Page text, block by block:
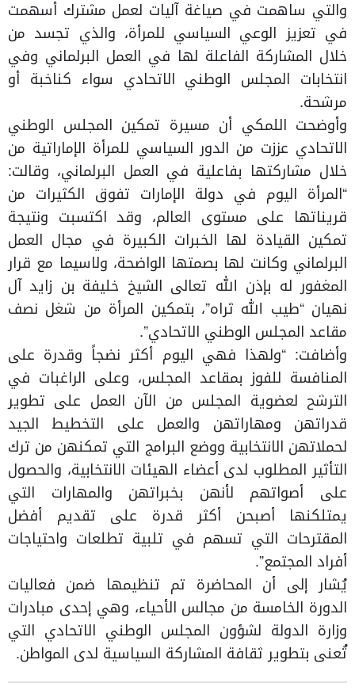
والتي ساهمت في صياغة آليات لعمل مشترك أسهمت
في تعزيز الوعي السياسي للمرأة، والذي تجسد من
خلال المشاركة الفاعلة لها في العمل البرلماني وفي
انتخابات المجلس الوطني الاتحادي سواء كناخبة أو
مرشحة.
وأوضحت اللمكي أن مسيرة تمكين المجلس الوطني
الاتحادي عززت من الدور السياسي للمرأة الإماراتية من
خلال مشاركتها بفاعلية في العمل البرلماني، وقالت:
“المرأة اليوم في دولة الإمارات تفوق الكثيرات من
قريناتها على مستوى العالم، وقد اكتسبت ونتيجة
تمكين القيادة لها الخبرات الكبيرة في مجال العمل
البرلماني وكانت لها بصمتها الواضحة، ولاسيما مع قرار
المغفور له بإذن الله تعالى الشيخ خليفة بن زايد آل
نهيان “طيب الله ثراه”، بتمكين المرأة من شغل نصف
مقاعد المجلس الوطني الاتحادي”.
وأضافت: “ولهذا فهي اليوم أكثر نضجاً وقدرة على
المنافسة للفوز بمقاعد المجلس، وعلى الراغبات في
الترشح لعضوية المجلس من الآن العمل على تطوير
قدراتهن ومهاراتهن والعمل على التخطيط الجيد
لحملاتهن الانتخابية ووضع البرامج التي تمكنهن من ترك
التأثير المطلوب لدى أعضاء الهيئات الانتخابية، والحصول
على أصواتهم لأنهن بخبراتهن والمهارات التي
يمتلكنها أصبحن أكثر قدرة على تقديم أفضل
المقترحات التي تسهم في تلبية تطلعات واحتياجات
أفراد المجتمع”.
يُشار إلى أن المحاضرة تم تنظيمها ضمن فعاليات
الدورة الخامسة من مجالس الأحياء، وهي إحدى مبادرات
وزارة الدولة لشؤون المجلس الوطني الاتحادي التي
تُعنى بتطوير ثقافة المشاركة السياسية لدى المواطن.